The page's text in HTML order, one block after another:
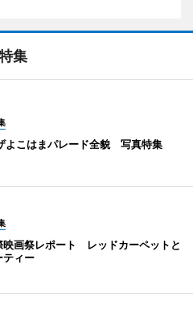
集
よこはまパレード全貌 写真特集
映画祭レポート レッドカーペットと
ティー